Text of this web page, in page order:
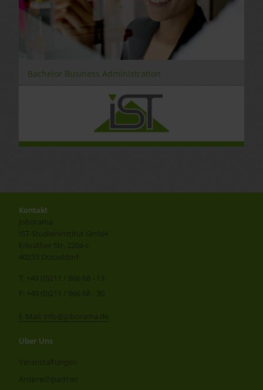
Bachelor Business Administration
Kontakt
Joborama
IST-Studieninstitut GmbH
Erkrather Str. 220a-c
40233 Düsseldorf
T: +49 (0)211 / 866 68 - 13
F: +49 (0)211 / 866 68 - 30
E-Mail: info@joborama.de
Über Uns
Veranstaltungen
Ansprechpartner